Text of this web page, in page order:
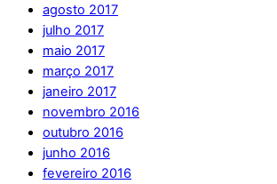
agosto 2017
julho 2017
maio 2017
março 2017
janeiro 2017
novembro 2016
outubro 2016
junho 2016
fevereiro 2016